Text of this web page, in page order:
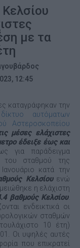
με τα
12:45
καταγράφηκαν την
δίκτυο αυτόματων
Αστεροσκοπείου
μέσες ελάχιστες
έδειξε έως και
για παράδειγμα
του σταθμού της
κατά την
Κελσίουενώ
η ελάχιστη
βαθμούς Κελσίου.
ενδεικτικά οι
σταθμών
10 έτη)
Οι υψηλές αυτές
που επικρατεί